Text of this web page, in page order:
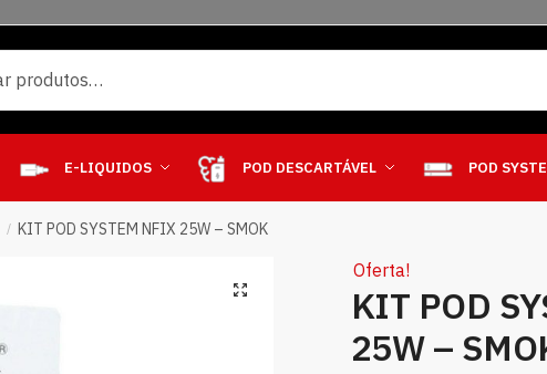
E-LIQUIDOS POD DESCARTÁVEL POD
/ KIT POD SYSTEM NFIX 25W – SMOK
Oferta!
KIT POD
25W –